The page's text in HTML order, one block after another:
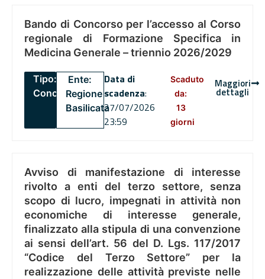
Bando di Concorso per l’accesso al Corso
regionale di Formazione Specifica in
Medicina Generale – triennio 2026/2029
Tipo:
Concorsi
Ente:
Regione
Basilicata
Data di
scadenza:
27/07/2026
23:59
Scaduto
da:
13
giorni
Maggiori
dettagli
Avviso di manifestazione di interesse
rivolto a enti del terzo settore, senza
scopo di lucro, impegnati in attività non
economiche di interesse generale,
finalizzato alla stipula di una convenzione
ai sensi dell’art. 56 del D. Lgs. 117/2017
“Codice del Terzo Settore” per la
realizzazione delle attività previste nelle